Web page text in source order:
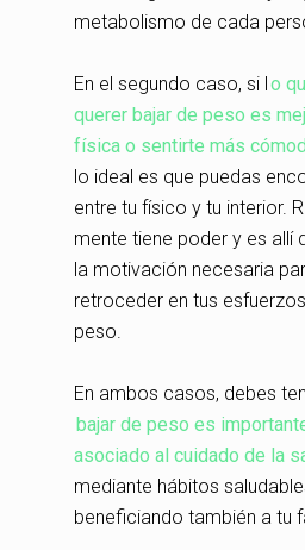
metabolismo de cada
En el segundo caso, si lo
querer bajar de peso es
física o sentirte más
lo ideal es que puedas
entre tu físico y tu interior.
mente tiene poder y es allí
la motivación necesaria
retroceder en tus
peso.
En ambos casos, debes
bajar de peso es
asociado al cuidado de la
mediante hábitos
beneficiando también a tu